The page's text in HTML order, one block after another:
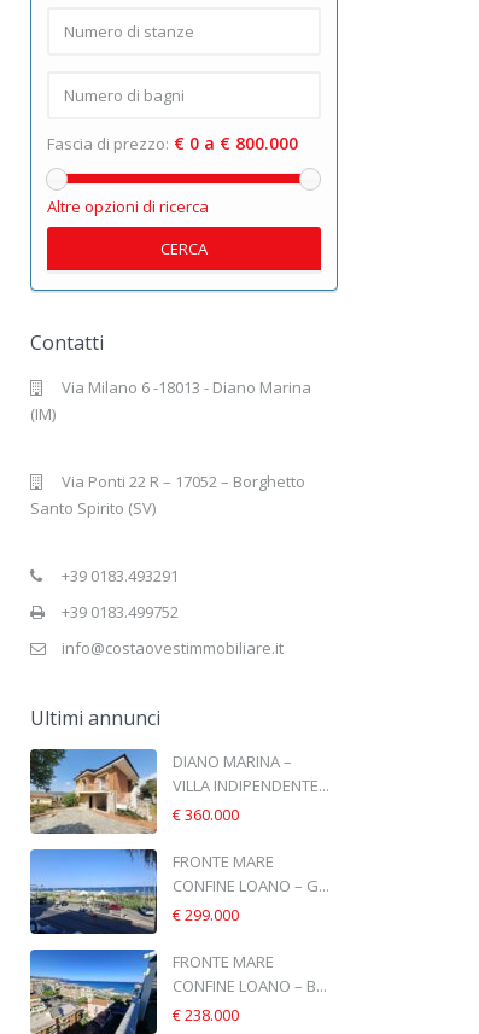
Fascia di prezzo: € 0 a € 800.000
Altre opzioni di ricerca
CERCA
Contatti
Via Milano 6 -18013 - Diano Marina
(IM)
Via Ponti 22 R – 17052 – Borghetto
Santo Spirito (SV)
+39 0183.493291
+39 0183.499752
info@costaovestimmobiliare.it
Ultimi annunci
DIANO MARINA –
VILLA INDIPENDENTE...
€ 360.000
FRONTE MARE
CONFINE LOANO – G...
€ 299.000
FRONTE MARE
CONFINE LOANO – B...
€ 238.000